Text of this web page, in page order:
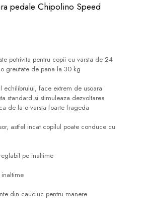
pedale Chipolino Speed
potrivita pentru copii cu varsta de 24
greutate de pana la 30 kg
echilibrului, face extrem de usoara
standard si stimuleaza dezvoltarea
de la o varsta foarte frageda
astfel incat copilul poate conduce cu
pe inaltime
din cauciuc pentru manere